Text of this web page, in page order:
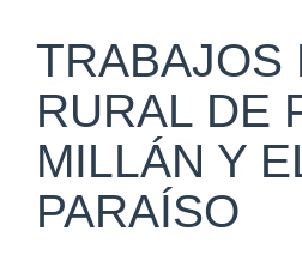
TRABAJOS
RURAL DE
MILLÁN Y
PARAÍSO